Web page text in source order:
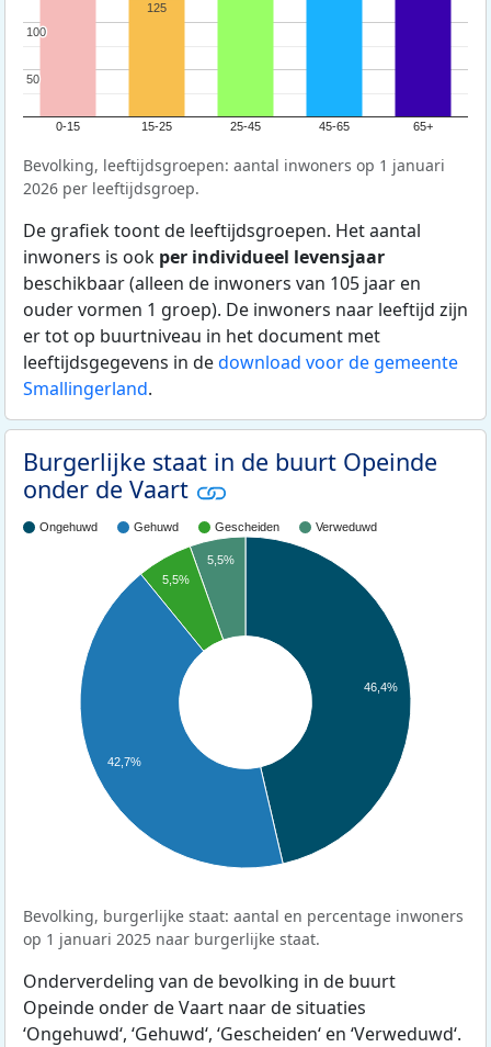
0-15 15-25 25-45 45-65 65+
50
50
100
100
125
Bevolking, leeftijdsgroepen: aantal inwoners op 1 januari
2026 per leeftijdsgroep.
De grafiek toont de leeftijdsgroepen. Het aantal
inwoners is ook per individueel levensjaar
beschikbaar (alleen de inwoners van 105 jaar en
ouder vormen 1 groep). De inwoners naar leeftijd zijn
er tot op buurtniveau in het document met
leeftijdsgegevens in dedownload voor de gemeente
Smallingerland.
Burgerlijke staat in de buurt Opeinde
onder de Vaart
Ongehuwd Gehuwd Gescheiden Verweduwd
46,4%
5,5%
5,5%
42,7%
Bevolking, burgerlijke staat: aantal en percentage inwoners
op 1 januari 2025 naar burgerlijke staat.
Onderverdeling van de bevolking in de buurt
Opeinde onder de Vaart naar de situaties
‘Ongehuwd‘, ‘Gehuwd‘, ‘Gescheiden‘ en ‘Verweduwd‘.